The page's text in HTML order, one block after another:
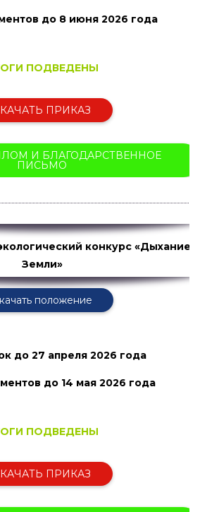
до 8 июня 2026 года
ПОДВЕДЕНЫ
ПРИКАЗ
И БЛАГОДАРСТВЕННОЕ
ПИСЬМО
конкурс «Дыхание
Земли»
положение
до 27 апреля 2026 года
до 14 мая 2026 года
ПОДВЕДЕНЫ
ПРИКАЗ